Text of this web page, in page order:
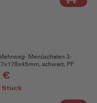
Menüschalen 3-
schwarz, PP
€
Stück